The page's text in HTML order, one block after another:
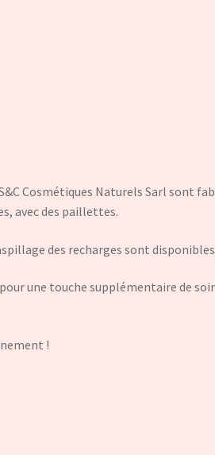
Cosmétiques Naturels Sarl sont
avec des paillettes.
des recharges sont
une touche supplémentaire de
!